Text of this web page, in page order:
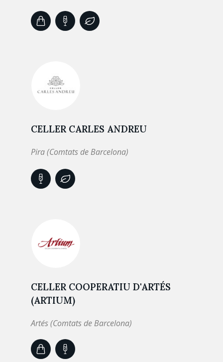
CELLER CARLES ANDREU
Pira (Comtats de Barcelona)
CELLER COOPERATIU D'ARTÉS
(ARTIUM)
Artés (Comtats de Barcelona)